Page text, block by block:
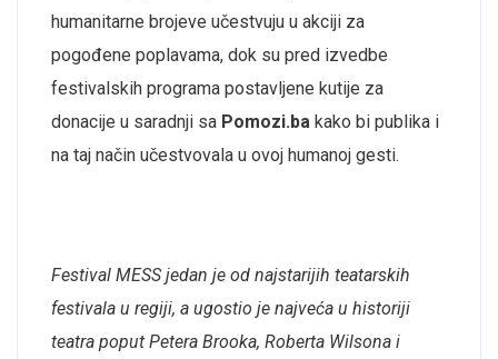
humanitarne brojeve učestvuju u akciji za
pogođene poplavama, dok su pred izvedbe
festivalskih programa postavljene kutije za
donacije u saradnji sa Pomozi.ba kako bi publika i
na taj način učestvovala u ovoj humanoj gesti.
Festival MESS jedan je od najstarijih teatarskih
festivala u regiji, a ugostio je najveća u historiji
teatra poput Petera Brooka, Roberta Wilsona i